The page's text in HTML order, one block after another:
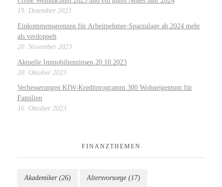
19. Dezember 2023
Einkommensgrenzen für Arbeitnehmer-Sparzulage ab 2024 mehr
als verdoppelt
20. November 2023
Aktuelle Immobilienzinsen 20.10.2023
20. Oktober 2023
Verbesserungen KfW-Kreditprogramm 300 Wohneigentum für
Familien
16. Oktober 2023
FINANZTHEMEN
Akademiker(26) Altersvorsorge (17)